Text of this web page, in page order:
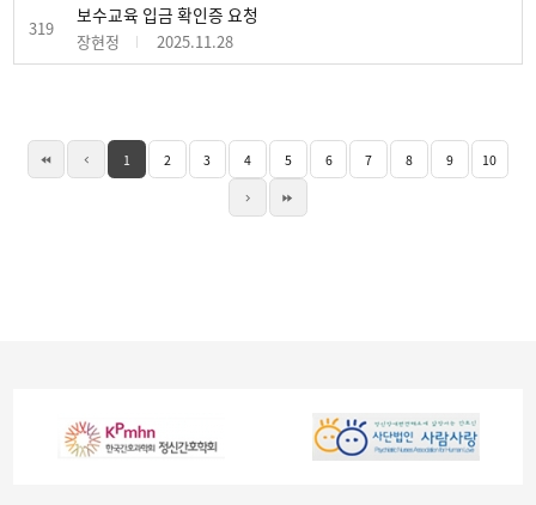
319
보수교육 입금 확인증 요청
장현정 2025.11.28
1 2 3 4 5 6 7 8 9 10